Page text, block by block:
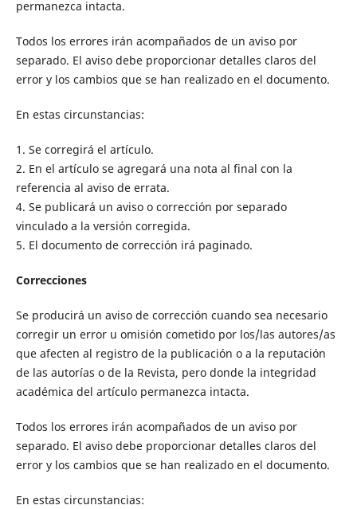
permanezca intacta.
Todos los errores irán acompañados de un aviso por
separado. El aviso debe proporcionar detalles claros del
error y los cambios que se han realizado en el documento.
En estas circunstancias:
1. Se corregirá el artículo.
2. En el artículo se agregará una nota al final con la
referencia al aviso de errata.
4. Se publicará un aviso o corrección por separado
vinculado a la versión corregida.
5. El documento de corrección irá paginado.
Correcciones
Se producirá un aviso de corrección cuando sea necesario
corregir un error u omisión cometido por los/las autores/as
que afecten al registro de la publicación o a la reputación
de las autorías o de la Revista, pero donde la integridad
académica del artículo permanezca intacta.
Todos los errores irán acompañados de un aviso por
separado. El aviso debe proporcionar detalles claros del
error y los cambios que se han realizado en el documento.
En estas circunstancias: